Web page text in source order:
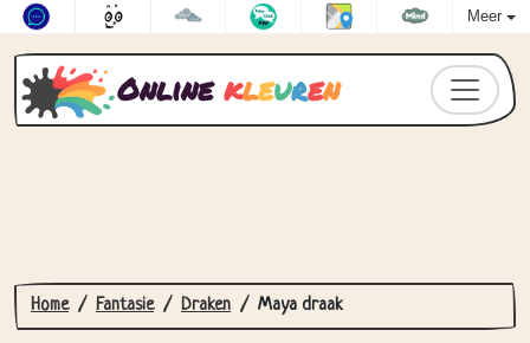
Meer
Online kleuren
Home Fantasie Draken Maya draak